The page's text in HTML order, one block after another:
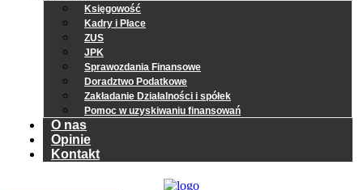
Księgowość
Kadry i Płace
ZUS
JPK
Sprawozdania Finansowe
Doradztwo Podatkowe
Zakładanie Działalności i spółek
Pomoc w uzyskiwaniu finansowań
O nas
Opinie
Kontakt